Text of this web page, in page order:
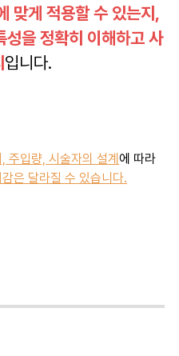
맞게 적용할 수 있는지,
성을 정확히 이해하고 사
입니다.
주입량, 시술자의 설계 에 따라
은 달라질 수 있습니다.